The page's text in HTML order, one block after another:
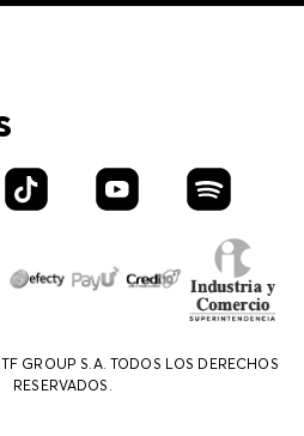
GROUP S.A. TODOS LOS DERECHOS
RESERVADOS.